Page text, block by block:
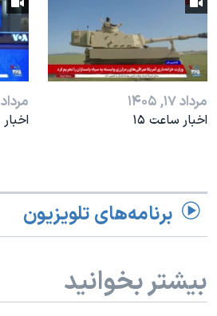
مرداد ۱۷, ۱۴۰۵
اخبار ساعت ۱۵
مرداد ۱۷, ۱۴۰۵
اخبار ۱ بامداد
برنامه‌های تلویزیون
بیشتر بخوانید